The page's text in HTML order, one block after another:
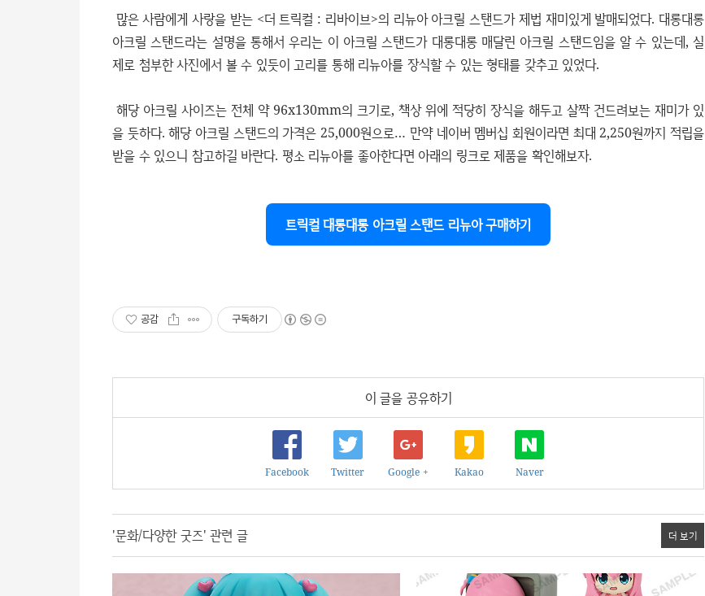
많은 사람에게 사랑을 받는 <더 트릭컬 : 리바이브>의 리뉴아 아크릴 스탠드가 제법 재미있게 발매되었다. 대롱대롱
아크릴 스탠드라는 설명을 통해서 우리는 이 아크릴 스탠드가 대롱대롱 매달린 아크릴 스탠드임을 알 수 있는데, 실
제로 첨부한 사진에서 볼 수 있듯이 고리를 통해 리뉴아를 장식할 수 있는 형태를 갖추고 있었다.
해당 아크릴 사이즈는 전체 약 96x130mm의 크기로, 책상 위에 적당히 장식을 해두고 살짝 건드려보는 재미가 있
을 듯하다. 해당 아크릴 스탠드의 가격은 25,000원으로… 만약 네이버 멤버십 회원이라면 최대 2,250원까지 적립을
받을 수 있으니 참고하길 바란다. 평소 리뉴아를 좋아한다면 아래의 링크로 제품을 확인해보자.
트릭컬 대롱대롱 아크릴 스탠드 리뉴아 구매하기
공감 구독하기
이 글을 공유하기
Facebook Twitter Google + Kakao Naver
'문화/다양한 굿즈' 관련 글 더 보기